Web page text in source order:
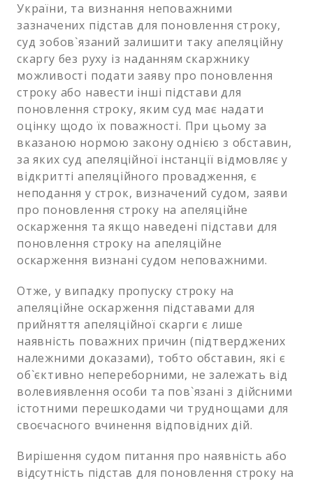
України, та визнання неповажними
зазначених підстав для поновлення строку,
суд зобов`язаний залишити таку апеляційну
скаргу без руху із наданням скаржнику
можливості подати заяву про поновлення
строку або навести інші підстави для
поновлення строку, яким суд має надати
оцінку щодо їх поважності. При цьому за
вказаною нормою закону однією з обставин,
за яких суд апеляційної інстанції відмовляє у
відкритті апеляційного провадження, є
неподання у строк, визначений судом, заяви
про поновлення строку на апеляційне
оскарження та якщо наведені підстави для
поновлення строку на апеляційне
оскарження визнані судом неповажними.
Отже, у випадку пропуску строку на
апеляційне оскарження підставами для
прийняття апеляційної скарги є лише
наявність поважних причин (підтверджених
належними доказами), тобто обставин, які є
об`єктивно непереборними, не залежать від
волевиявлення особи та пов`язані з дійсними
істотними перешкодами чи труднощами для
своєчасного вчинення відповідних дій.
Вирішення судом питання про наявність або
відсутність підстав для поновлення строку на